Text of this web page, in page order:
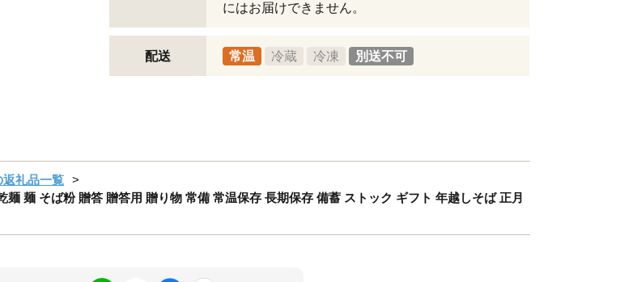
にはお届けできません。
配送 常温 冷蔵 冷凍 別送不可
礼品一覧
麺 そば粉 贈答 贈答用 贈り物 常備 常温保存 長期保存 備蓄 ストック ギフト 年越しそば 正月